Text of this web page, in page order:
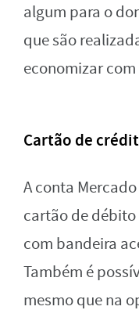
algum para o
que são
economizar
Cartão de
A conta
cartão de débito
com bandeira
Também é
mesmo que na